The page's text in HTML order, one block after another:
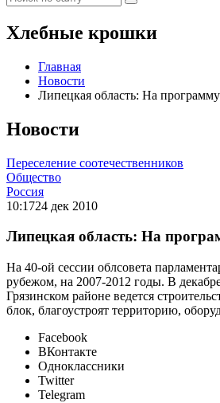
Хлебные крошки
Главная
Новости
Липецкая область: На
Новости
Переселение соотечественников
Общество
Россия
10:1724 дек 2010
Липецкая область: На
На 40-ой сессии облсовета
рубежом, на 2007-2012 годы. В
Грязинском районе ведется
блок, благоустроят территорию,
Facebook
ВКонтакте
Одноклассники
Twitter
Telegram